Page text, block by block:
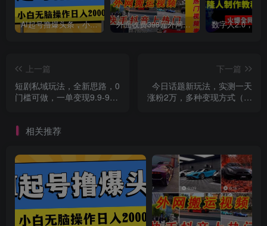
AI起号撸爆头条，小白也能操作，日入2000+ 外面收费398元外网超跑豪车汽车视频搬运至快手抖音上热门项目
上一篇
短剧私域玩法，全新思路，0
门槛可做，一单变现9.9-99
下一篇
今日话题新玩法，实测一天
涨粉2万，多种变现方式（教
相关推荐